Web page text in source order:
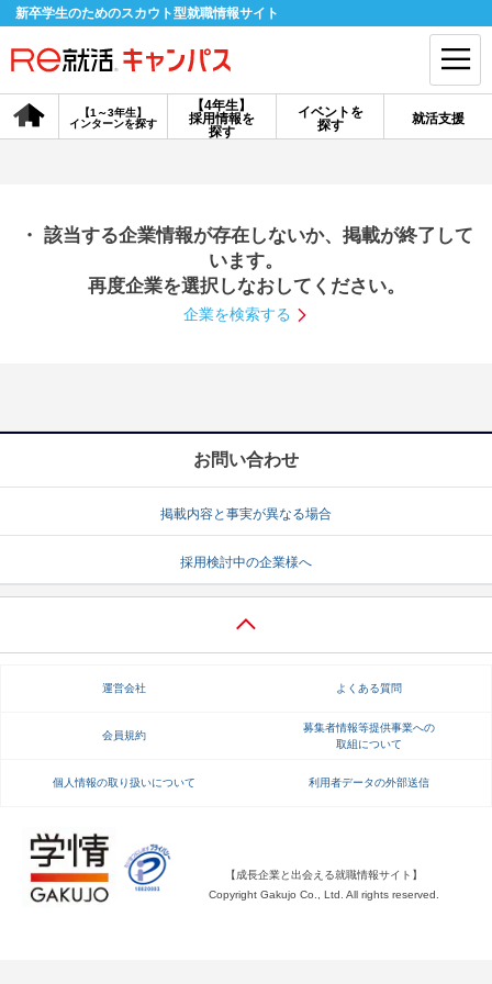
新卒学生のためのスカウト型就職情報サイト
【4年生】
採用情報を
探す
【1～3年生】
インターンを探す
イベントを
探す
就活支援
会員登録 ログイン
探す
【4年生】
説明会を探す
就活ノウハウ・サポート
就活ノウハウが満載！ お役立ち記事・相談室など
就活ニュースペーパー よくある質問
不明点があればこちら
・ 該当する企業情報が存在しないか、掲載が終了して
います。
再度企業を選択しなおしてください。
企業を検索する
お問い合わせ
掲載内容と事実が異なる場合
採用検討中の企業様へ
運営会社 よくある質問
会員規約
募集者情報等提供事業への
取組について
個人情報の取り扱いについて 利用者データの外部送信
【成長企業と出会える就職情報サイト】
Copyright Gakujo Co., Ltd. All rights reserved.